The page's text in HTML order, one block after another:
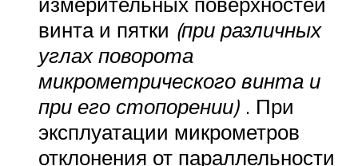
винта и пятки (при различных
углах поворота
микрометрического винта и
при его стопорении) . При
эксплуатации микрометров
отклонения от параллельности